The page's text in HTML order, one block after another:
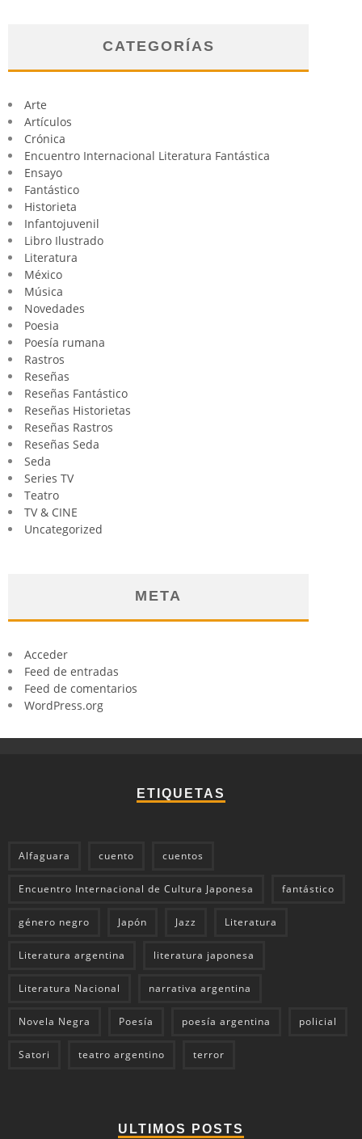
CATEGORÍAS
Arte
Artículos
Crónica
Encuentro Internacional Literatura Fantástica
Ensayo
Fantástico
Historieta
Infantojuvenil
Libro Ilustrado
Literatura
México
Música
Novedades
Poesia
Poesía rumana
Rastros
Reseñas
Reseñas Fantástico
Reseñas Historietas
Reseñas Rastros
Reseñas Seda
Seda
Series TV
Teatro
TV & CINE
Uncategorized
META
Acceder
Feed de entradas
Feed de comentarios
WordPress.org
ETIQUETAS
Alfaguara cuento cuentos
Encuentro Internacional de Cultura Japonesa fantástico
género negro Japón Jazz Literatura
Literatura argentina literatura japonesa
Literatura Nacional narrativa argentina
Novela Negra Poesía poesía argentina policial
Satori teatro argentino terror
ULTIMOS POSTS